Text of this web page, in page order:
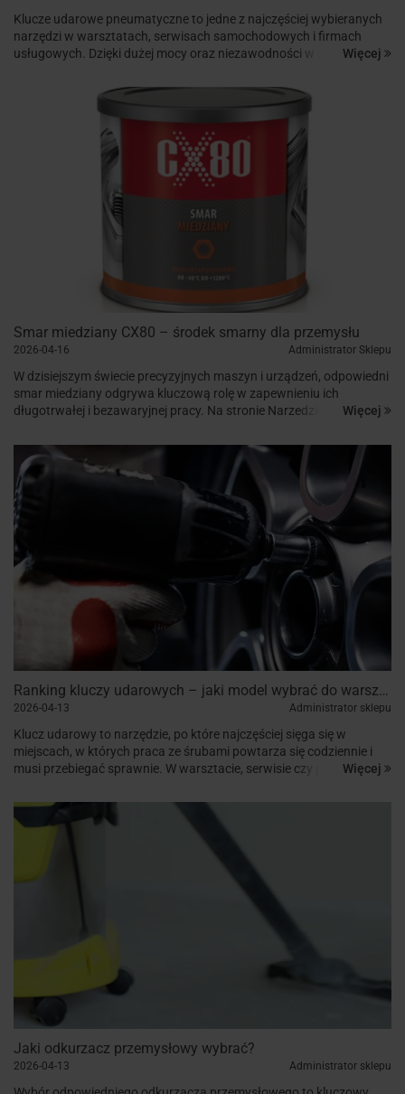
Klucze udarowe pneumatyczne to jedne z najczęściej wybieranych
narzędzi w warsztatach, serwisach samochodowych i firmach
usługowych. Dzięki dużej mocy oraz niezawodności w pracy zWięcej
Smar miedziany CX80 – środek smarny dla przemysłu
2026-04-16 Administrator Sklepu
W dzisiejszym świecie precyzyjnych maszyn i urządzeń, odpowiedni
smar miedziany odgrywa kluczową rolę w zapewnieniu ich
długotrwałej i bezawaryjnej pracy. Na stronie Narzedziowy24.eu
Więcej
Ranking kluczy udarowych – jaki model wybrać do warsztatu i serwisu?
2026-04-13 Administrator sklepu
Klucz udarowy to narzędzie, po które najczęściej sięga się w
miejscach, w których praca ze śrubami powtarza się codziennie i
musi przebiegać sprawnie. W warsztacie, serwisie czy przy
Więcej
Jaki odkurzacz przemysłowy wybrać?
2026-04-13 Administrator sklepu